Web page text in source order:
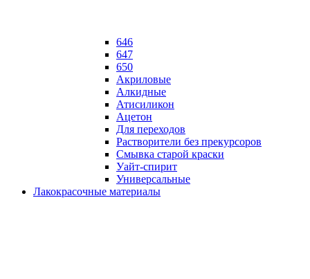
646
647
650
Акриловые
Алкидные
Атисиликон
Ацетон
Для переходов
Растворители без прекурсоров
Смывка старой краски
Уайт-спирит
Универсальные
Лакокрасочные материалы